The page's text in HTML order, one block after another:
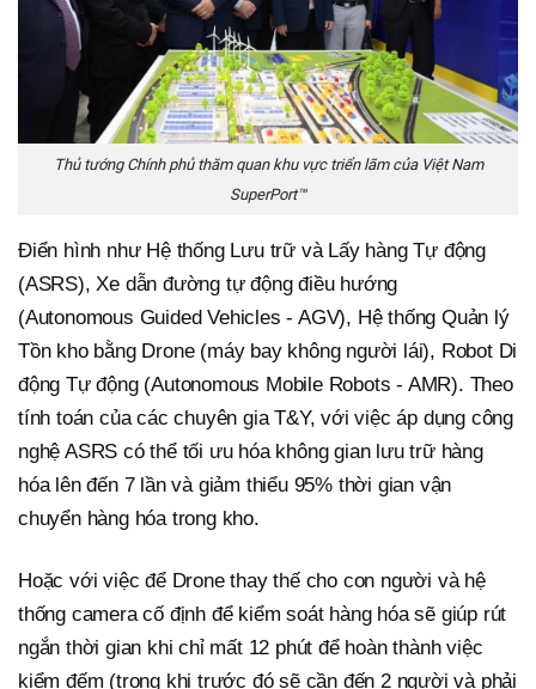
Thủ tướng Chính phủ thăm quan khu vực triển lãm của Việt Nam
SuperPort™
Điển hình như Hệ thống Lưu trữ và Lấy hàng Tự động
(ASRS), Xe dẫn đường tự động điều hướng
(Autonomous Guided Vehicles - AGV), Hệ thống Quản lý
Tồn kho bằng Drone (máy bay không người lái), Robot Di
động Tự động (Autonomous Mobile Robots - AMR). Theo
tính toán của các chuyên gia T&Y, với việc áp dụng công
nghệ ASRS có thể tối ưu hóa không gian lưu trữ hàng
hóa lên đến 7 lần và giảm thiểu 95% thời gian vận
chuyển hàng hóa trong kho.
Hoặc với việc để Drone thay thế cho con người và hệ
thống camera cố định để kiểm soát hàng hóa sẽ giúp rút
ngắn thời gian khi chỉ mất 12 phút để hoàn thành việc
kiểm đếm (trong khi trước đó sẽ cần đến 2 người và phải